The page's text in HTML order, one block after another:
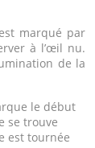
marqué par
à l’œil nu.
de la
le début
se trouve
est tournée